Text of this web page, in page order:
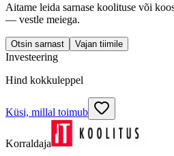
Aitame leida sarnase koolituse või
— vestle meiega.
Otsin sarnast Vajan tiimile
Investeering
Hind kokkuleppel
Küsi, millal toimub
Korraldaja